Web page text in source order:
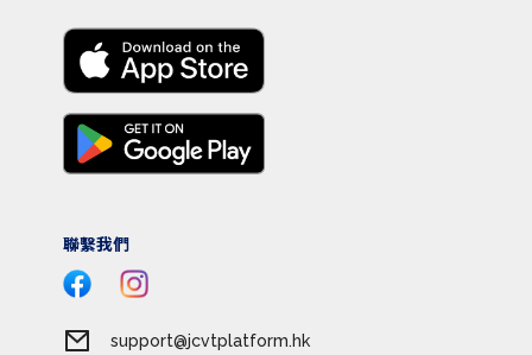
聯繫我們
support@jcvtplatform.hk